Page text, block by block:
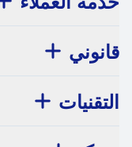
قانوني
التقنيات